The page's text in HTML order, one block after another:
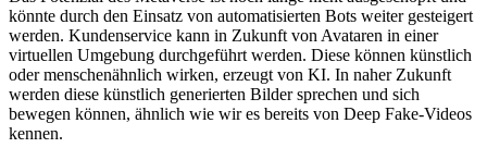
könnte durch den Einsatz von automatisierten Bots weiter gesteigert
werden. Kundenservice kann in Zukunft von Avataren in einer
virtuellen Umgebung durchgeführt werden. Diese können künstlich
oder menschenähnlich wirken, erzeugt von KI. In naher Zukunft
werden diese künstlich generierten Bilder sprechen und sich
bewegen können, ähnlich wie wir es bereits von Deep Fake-Videos
kennen.